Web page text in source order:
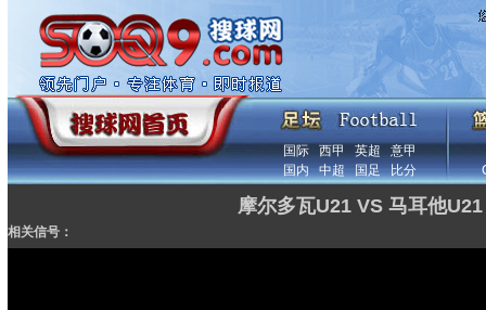
国际 西甲 英超
意甲
国内
中超 国足 比分
摩尔多瓦U21 VS 马耳他U21
相关信号：